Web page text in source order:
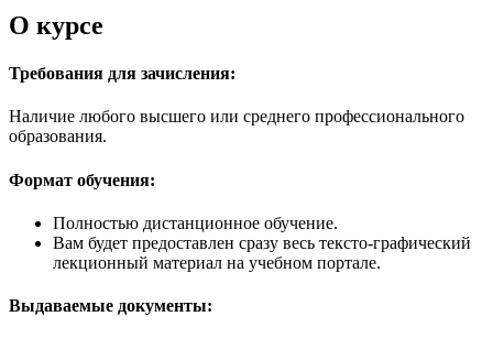
О курсе
Требования для зачисления:
Наличие любого высшего или среднего профессионального
образования.
Формат обучения:
Полностью дистанционное обучение.
Вам будет предоставлен сразу весь тексто-графический
лекционный материал на учебном портале.
Выдаваемые документы: